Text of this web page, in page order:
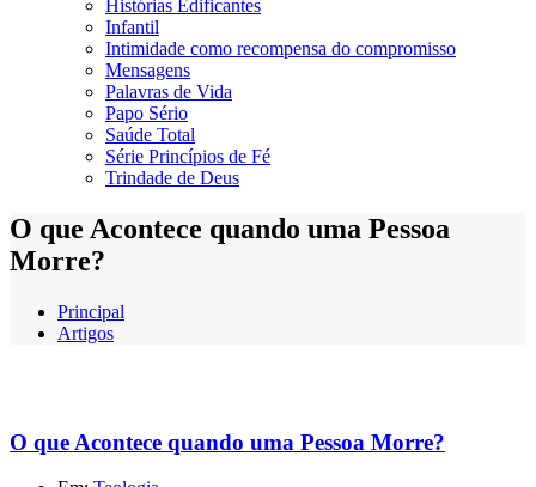
Histórias Edificantes
Infantil
Intimidade como recompensa do compromisso
Mensagens
Palavras de Vida
Papo Sério
Saúde Total
Série Princípios de Fé
Trindade de Deus
O que Acontece quando uma Pessoa
Morre?
Principal
Artigos
O que Acontece quando uma Pessoa Morre?